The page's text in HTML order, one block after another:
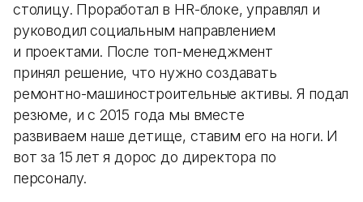
столицу. Проработал в HR-блоке, управлял и
руководил социальным направлением
и проектами. После топ-менеджмент
принял решение, что нужно создавать
ремонтно-машиностроительные активы. Я подал
резюме, и с 2015 года мы вместе
развиваем наше детище, ставим его на ноги. И
вот за 15 лет я дорос до директора по
персоналу.